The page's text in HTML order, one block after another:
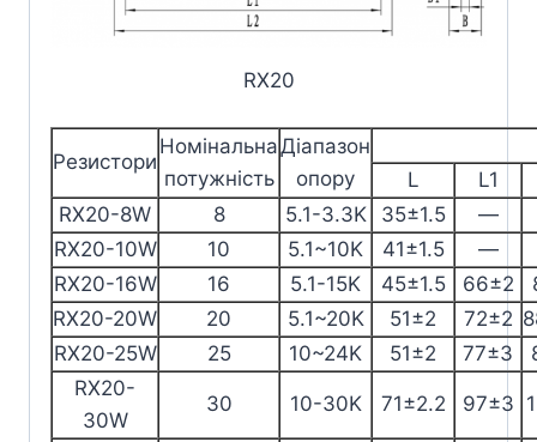
RX20
Резистори
Номінальна
потужність
Діапазон
опору
L
L1
RX20-8W
8 5.1-3.3K 35±1.5
—
RX20-10W
10 5.1~10K 41±1.5
—
RX20-16W
16 5.1-15K 45±1.5 66±2
RX20-20W
20 5.1~20K 51±2 72±2
RX20-25W
25 10~24K 51±2 77±3
RX20-
30W
30 10-30K 71±2.2 97±3